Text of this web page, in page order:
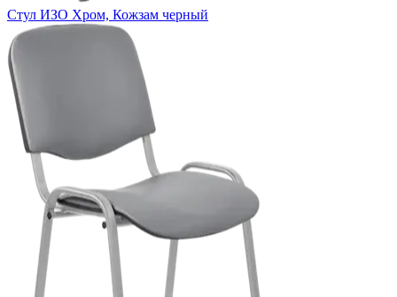
Стул ИЗО Хром, Кожзам черный